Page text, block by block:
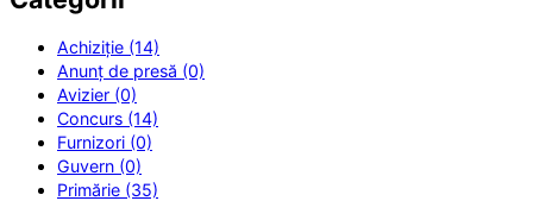
Achiziție (14)
Anunț de presă (0)
Avizier (0)
Concurs (14)
Furnizori (0)
Guvern (0)
Primărie (35)